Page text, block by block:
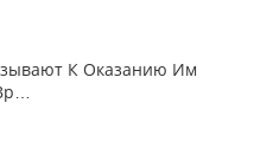
К Оказанию Им